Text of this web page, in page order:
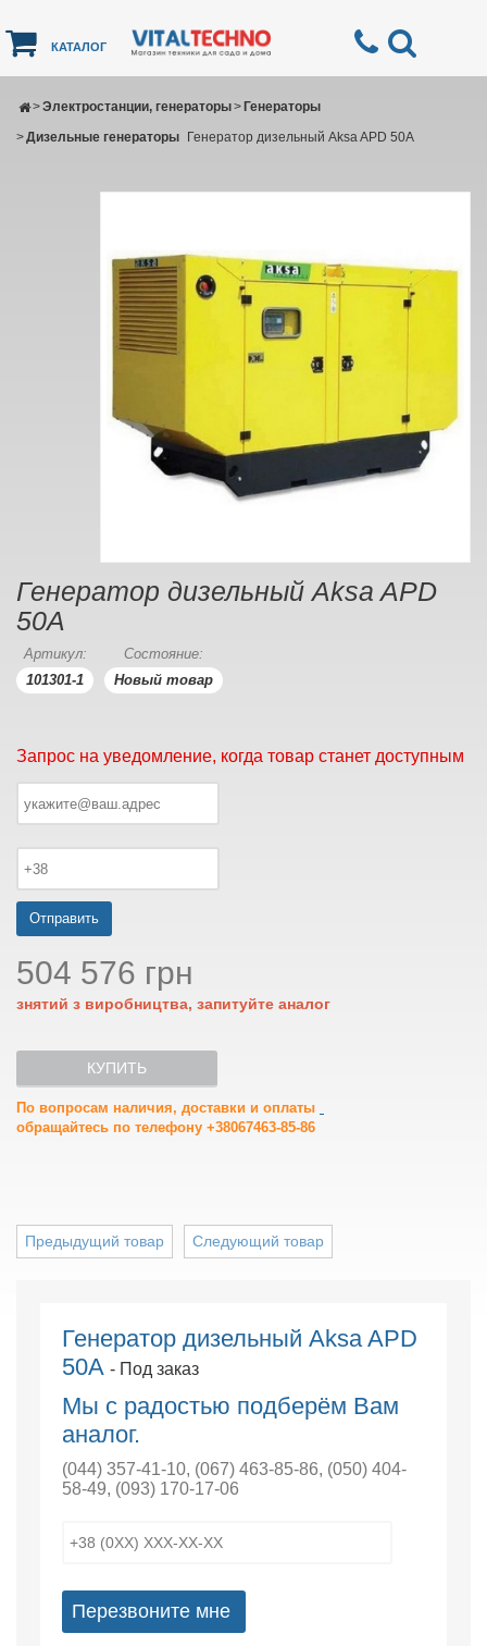
КАТАЛОГ
Электростанции, генераторы
> Генераторы
>
Дизельные генераторы
> Генератор дизельный Aksa APD 50A
Генератор дизельный Aksa APD
50A
Артикул:
101301-1
Состояние:
Новый товар
Запрос на уведомление, когда товар станет доступным
Отправить
504 576 грн
знятий з виробництва, запитуйте аналог
КУПИТЬ
По вопросам наличия, доставки и оплаты
обращайтесь по телефону +38067463-85-86
Следующий товар
Предыдущий товар
Генератор дизельный Aksa APD
50A - Под заказ
Мы с радостью подберём Вам
аналог.
(044) 357-41-10, (067) 463-85-86, (050) 404-
58-49, (093) 170-17-06
Перезвоните мне